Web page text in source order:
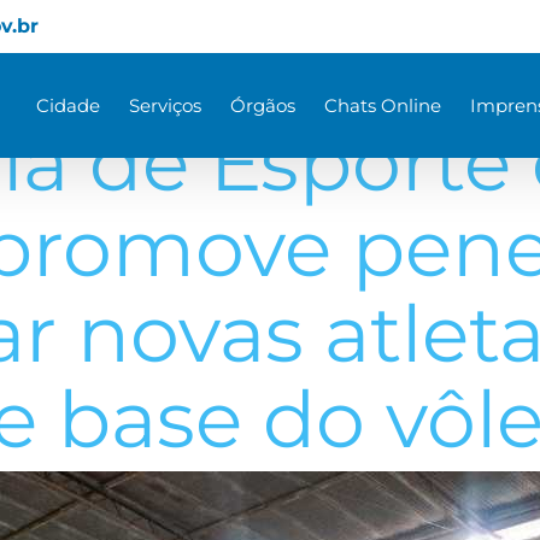
Cidade Serviços Órgãos Chats Online
de Esporte
novas
base do
Barra Mansa promove peneira para selecionar novas atletas